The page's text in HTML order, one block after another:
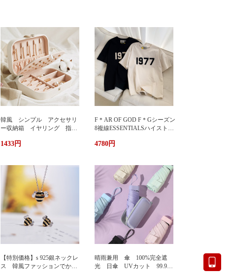
韓風 シンプル アクセサリ
ー収納箱 イヤリング 指
ックス ジュエリーケース ジ
い 小物入れ イアリン
グ ピアス 首飾り アクセ
サリー ケース
1433円
F＊AR OF GOD F＊Gシーズン
8複線ESSENTIALSハイストリ
ツカップル半袖
4780円
【特別価格】s 925銀ネックレ
ス 韓風ファッションでかわ
晴雨兼用 傘 100%完全遮
光 日傘 UVカット 99.9%